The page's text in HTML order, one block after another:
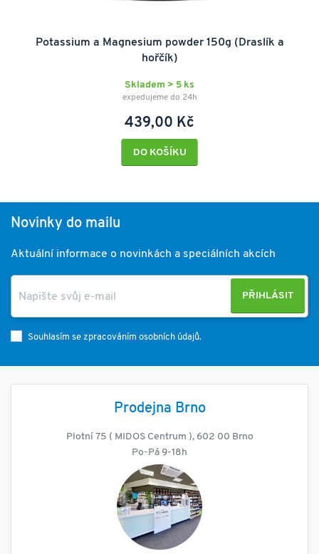
Potassium a Magnesium powder 150g (Draslík a
hořčík)
Skladem > 5 ks
expedujeme do 24h
439,00 Kč
DO KOŠÍKU
Novinky do mailu
Aktuální informace o novinkách a speciálních akcích
PŘIHLÁSIT
Souhlasím se zpracováním osobních údajů.
Prodejna Brno
Plotní 75 ( MIDOS Centrum ), 602 00 Brno
Po-Pá 9-18h